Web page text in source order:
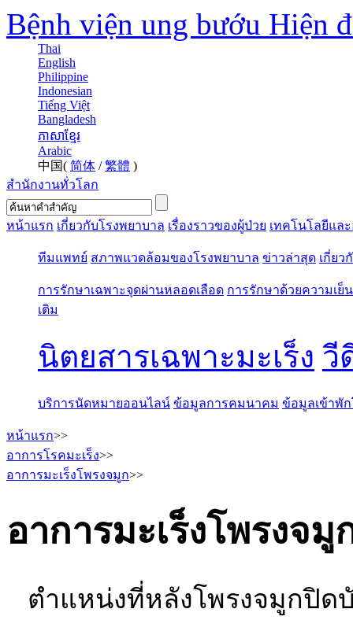
Bệnh viện ung bướu Hiện
Thai
English
Philippine
Indonesian
Tiếng Việt
Bangladesh
ភាសាខ្មែរ
Arabic
中国( 简体 /繁體 )
สำนักงานทั่วโลก
หน้าแรก เกี่ยวกับโรงพยาบาล เรื่องราวของผู้ป่วย เทคโนโลยีแล
ทีมแพทย์ สภาพแวดล้อมของโรงพยาบาล ข่าวล่าสุด เกี่ยว
การรักษาเฉพาะจุดผ่านหลอดเลือด การรักษาด้วยความเย็น
เติม
นิตยสารเฉพาะมะเร็ง วี
บริการนัดหมายออนไลน์ ข้อมูลการคมนาคม ข้อมูลเข้าพั
หน้าแรก>>
อาการโรคมะเร็ง>>
อาการมะเร็งโพรงจมูก>>
อาการมะเร็งโพรงจมู
ตำแหน่งที่หลังโพรงจมูกปิดบั